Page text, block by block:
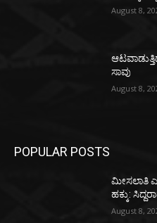
August 8,
ಸಾವು
August 8,
POPULAR POSTS
ಮೀಸಲಾತಿ
ಹಕ್ಕು:
August 8,